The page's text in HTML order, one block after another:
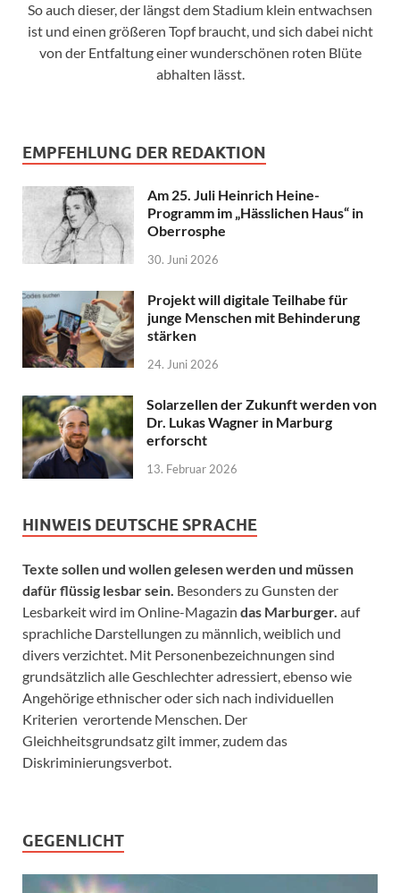
So auch dieser, der längst dem Stadium klein entwachsen
ist und einen größeren Topf braucht, und sich dabei nicht
von der Entfaltung einer wunderschönen roten Blüte
abhalten lässt.
EMPFEHLUNG DER REDAKTION
Am 25. Juli Heinrich Heine-
Programm im „Hässlichen Haus“ in
Oberrosphe
30. Juni 2026
Projekt will digitale Teilhabe für
junge Menschen mit Behinderung
stärken
24. Juni 2026
Solarzellen der Zukunft werden von
Dr. Lukas Wagner in Marburg
erforscht
13. Februar 2026
HINWEIS DEUTSCHE SPRACHE
Texte sollen und wollen gelesen werden und müssen
dafür flüssig lesbar sein. Besonders zu Gunsten der
Lesbarkeit wird im Online-Magazin das Marburger. auf
sprachliche Darstellungen zu männlich, weiblich und
divers verzichtet. Mit Personenbezeichnungen sind
grundsätzlich alle Geschlechter adressiert, ebenso wie
Angehörige ethnischer oder sich nach individuellen
Kriterien verortende Menschen. Der
Gleichheitsgrundsatz gilt immer, zudem das
Diskriminierungsverbot.
GEGENLICHT